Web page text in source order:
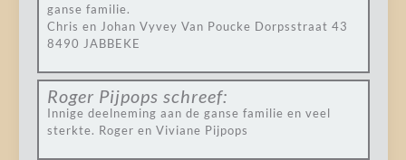
ganse familie.
Chris en Johan Vyvey Van Poucke Dorpsstraat 43
8490 JABBEKE
Roger Pijpops schreef:
Innige deelneming aan de ganse familie en veel
sterkte. Roger en Viviane Pijpops